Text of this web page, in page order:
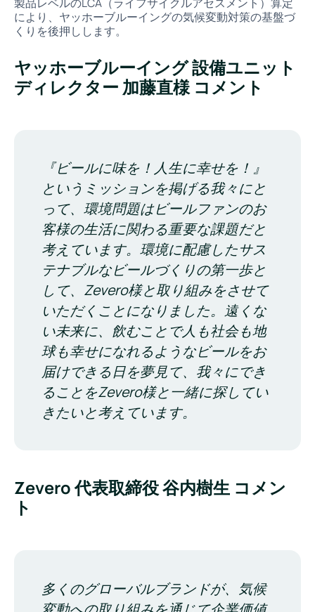
により、ヤッホーブルーイングの気候変動対策の基盤づ
くりを後押しします。
ヤッホーブルーイング 設備ユニット
ディレクター 加藤直様 コメント
『ビールに味を！人生に幸せを！』
というミッションを掲げる我々にと
って、環境問題はビールファンのお
客様の生活に関わる重要な課題だと
考えています。環境に配慮したサス
テナブルなビールづくりの第一歩と
して、Zevero様と取り組みをさせて
いただくことになりました。遠くな
い未来に、飲むことで人も社会も地
球も幸せになれるようなビールをお
届けできる日を夢見て、我々にでき
ることをZevero様と一緒に探してい
きたいと考えています。
Zevero 代表取締役 谷内樹生 コメン
ト
多くのグローバルブランドが、気候